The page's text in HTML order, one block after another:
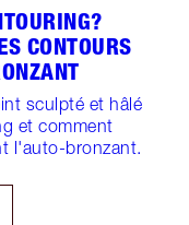
CONTOURS
sculpté et hâlé
et comment
l'auto-bronzant.